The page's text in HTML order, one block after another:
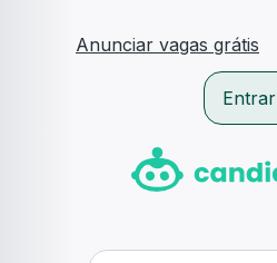
Anunciar vagas grátis
Entrar